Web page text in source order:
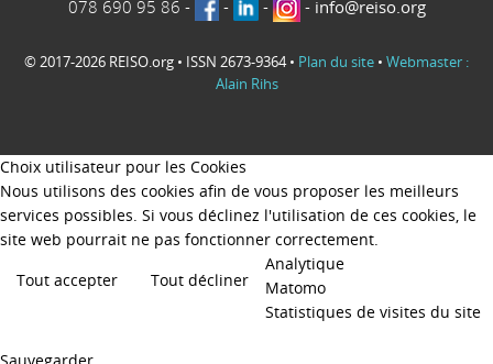
078 690 95 86 - - - - info@reiso.org
© 2017-2026 REISO.org • ISSN 2673-9364 • Plan du site • Webmaster :
Alain Rihs
Choix utilisateur pour les Cookies
Nous utilisons des cookies afin de vous proposer les meilleurs
services possibles. Si vous déclinez l'utilisation de ces cookies, le
site web pourrait ne pas fonctionner correctement.
Tout accepter
Tout décliner
Analytique
Matomo
Statistiques de visites du site